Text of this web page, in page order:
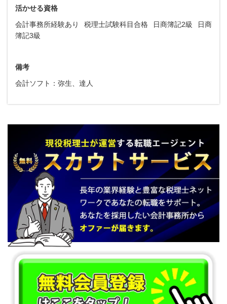
活かせる資格
会計事務所経験あり
税理士試験科目合格 日商簿記2級
日商
簿記3級
備考
会計ソフト：弥生、達人